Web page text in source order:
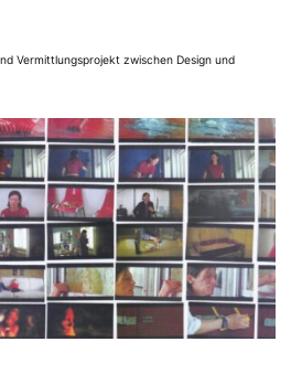
Vermittlungsprojekt zwischen Design und